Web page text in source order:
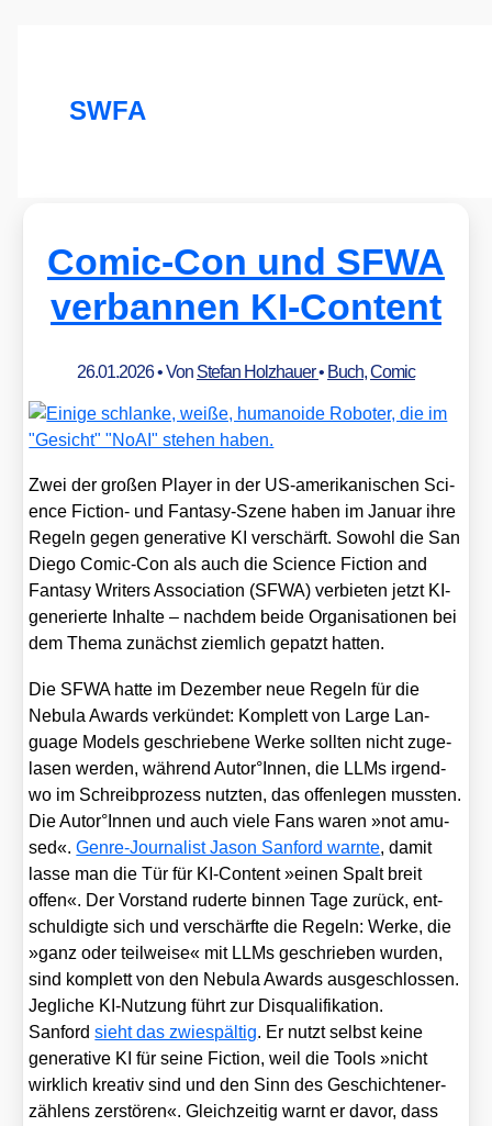
SWFA
Comic-Con und SFWA
verbannen KI-Content
26.01.2026• Von Stefan Holzhauer• Buch,Comic
Zwei der gro­ßen Play­er in der US-ame­ri­ka­ni­schen Sci­
ence Fic­tion- und Fan­ta­sy-Sze­ne haben im Janu­ar ihre
Regeln gegen gene­ra­ti­ve KI ver­schärft. Sowohl die San
Die­go Comic-Con als auch die Sci­ence Fic­tion and
Fan­ta­sy Wri­ters Asso­cia­ti­on (SFWA) ver­bie­ten jetzt KI-
gene­rier­te Inhal­te – nach­dem bei­de Orga­ni­sa­tio­nen bei
dem The­ma zunächst ziem­lich gepatzt hat­ten.
Die SFWA hat­te im Dezem­ber neue Regeln für die
Nebu­la Awards ver­kün­det: Kom­plett von Lar­ge Lan­
guage Models geschrie­be­ne Wer­ke soll­ten nicht zuge­
la­sen wer­den, wäh­rend Autor°Innen, die LLMs irgend­
wo im Schreib­pro­zess nutz­ten, das offen­le­gen muss­ten.
Die Autor°Innen und auch vie­le Fans waren »not amu­
sed«.Gen­re-Jour­na­list Jason San­ford warn­te, damit
las­se man die Tür für KI-Con­tent »einen Spalt breit
offen«. Der Vor­stand ruder­te bin­nen Tage zurück, ent­
schul­dig­te sich und ver­schärf­te die Regeln: Wer­ke, die
»ganz oder teil­wei­se« mit LLMs geschrie­ben wur­den,
sind kom­plett von den Nebu­la Awards aus­ge­schlos­sen.
Jeg­li­che KI-Nut­zung führt zur Dis­qua­li­fi­ka­ti­on.
San­fordsieht das zwie­späl­tig. Er nutzt selbst kei­ne
gene­ra­ti­ve KI für sei­ne Fic­tion, weil die Tools »nicht
wirk­lich krea­tiv sind und den Sinn des Geschich­ten­er­
zäh­lens zer­stö­ren«. Gleich­zei­tig warnt er davor, dass